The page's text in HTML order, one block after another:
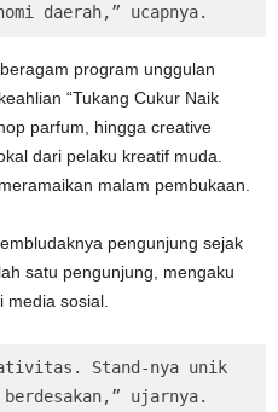
daerah,” ucapnya.
program unggulan
“Tukang Cukur Naik
parfum, hingga creative
dari pelaku kreatif muda.
malam pembukaan.
pengunjung sejak
satu pengunjung, mengaku
sosial.
Stand-nya unik
ujarnya.